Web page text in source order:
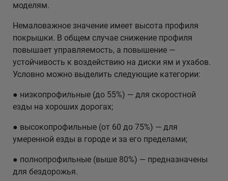
моделям.
Немаловажное значение имеет высота профиля
покрышки. В общем случае снижение профиля
повышает управляемость, а повышение —
устойчивость к воздействию на диски ям и ухабов.
Условно можно выделить следующие категории:
● низкопрофильные (до 55%) — для скоростной
езды на хороших дорогах;
● высокопрофильные (от 60 до 75%) — для
умеренной езды в городе и за его пределами;
● полнопрофильные (выше 80%) — предназначены
для бездорожья.